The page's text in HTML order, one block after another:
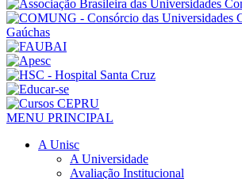
MENU PRINCIPAL
A Unisc
A Universidade
Avaliação Institucional